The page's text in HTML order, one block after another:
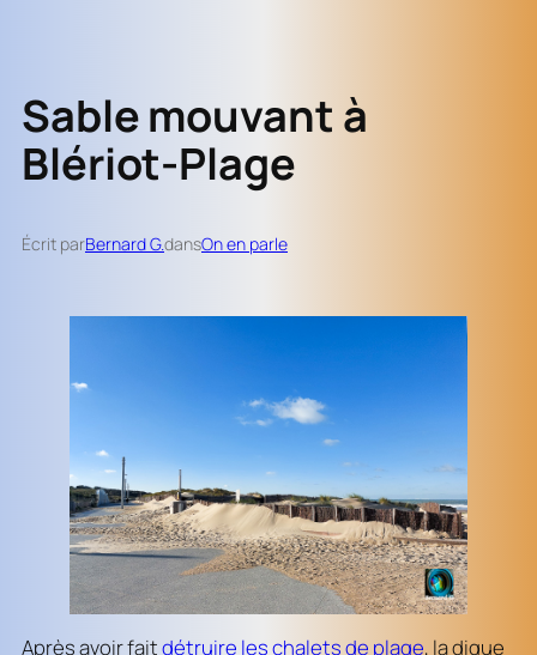
Sable mouvant à
Blériot-Plage
Écrit parBernard G.dansOn en parle
Après avoir faitdétruire les chalets de plage, la digue